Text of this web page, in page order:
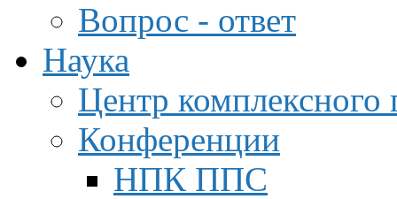
Вопрос - ответ
Наука
Центр
Конференции
НПК ППС